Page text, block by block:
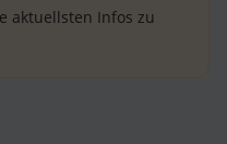
aktuellsten Infos zu